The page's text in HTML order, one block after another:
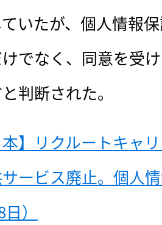
いたが、個人情報
でなく、同意を受
判断された。
本】リクルートキャ
ービス廃止。個人
）